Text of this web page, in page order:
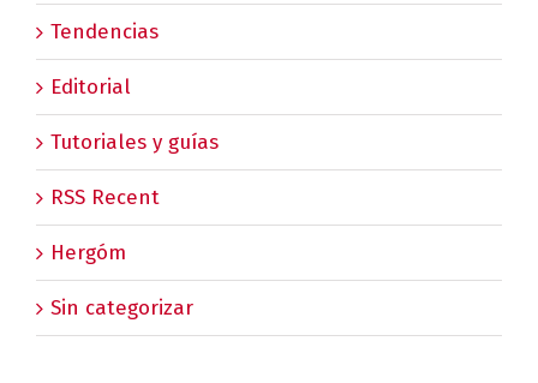
Tendencias
Editorial
Tutoriales y guías
RSS Recent
Hergóm
Sin categorizar